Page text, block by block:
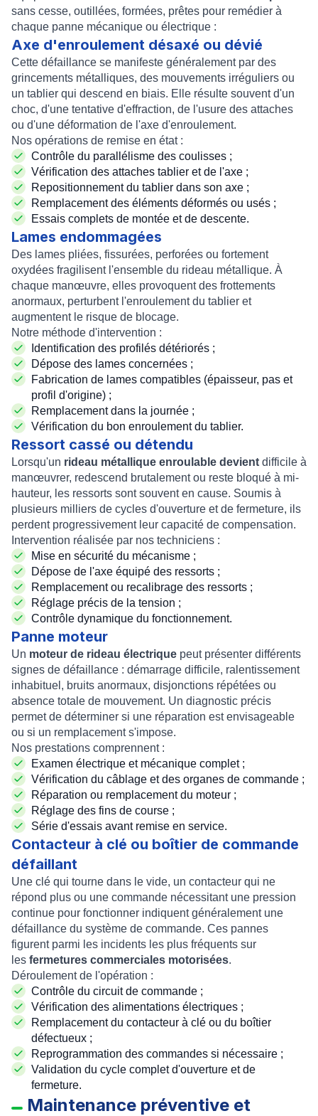
sans cesse, outillées, formées, prêtes pour remédier à
chaque panne mécanique ou électrique :
Axe d'enroulement désaxé ou dévié
Cette défaillance se manifeste généralement par des
grincements métalliques, des mouvements irréguliers ou
un tablier qui descend en biais. Elle résulte souvent d'un
choc, d'une tentative d'effraction, de l'usure des attaches
ou d'une déformation de l'axe d'enroulement.
Nos opérations de remise en état :
Contrôle du parallélisme des coulisses ;
Vérification des attaches tablier et de l'axe ;
Repositionnement du tablier dans son axe ;
Remplacement des éléments déformés ou usés ;
Essais complets de montée et de descente.
Lames endommagées
Des lames pliées, fissurées, perforées ou fortement
oxydées fragilisent l'ensemble du rideau métallique. À
chaque manœuvre, elles provoquent des frottements
anormaux, perturbent l'enroulement du tablier et
augmentent le risque de blocage.
Notre méthode d'intervention :
Identification des profilés détériorés ;
Dépose des lames concernées ;
Fabrication de lames compatibles (épaisseur, pas et
profil d'origine) ;
Remplacement dans la journée ;
Vérification du bon enroulement du tablier.
Ressort cassé ou détendu
Lorsqu'un rideau métallique enroulable devient difficile à
manœuvrer, redescend brutalement ou reste bloqué à mi-
hauteur, les ressorts sont souvent en cause. Soumis à
plusieurs milliers de cycles d'ouverture et de fermeture, ils
perdent progressivement leur capacité de compensation.
Intervention réalisée par nos techniciens :
Mise en sécurité du mécanisme ;
Dépose de l'axe équipé des ressorts ;
Remplacement ou recalibrage des ressorts ;
Réglage précis de la tension ;
Contrôle dynamique du fonctionnement.
Panne moteur
Un moteur de rideau électrique peut présenter différents
signes de défaillance : démarrage difficile, ralentissement
inhabituel, bruits anormaux, disjonctions répétées ou
absence totale de mouvement. Un diagnostic précis
permet de déterminer si une réparation est envisageable
ou si un remplacement s'impose.
Nos prestations comprennent :
Examen électrique et mécanique complet ;
Vérification du câblage et des organes de commande ;
Réparation ou remplacement du moteur ;
Réglage des fins de course ;
Série d'essais avant remise en service.
Contacteur à clé ou boîtier de commande
défaillant
Une clé qui tourne dans le vide, un contacteur qui ne
répond plus ou une commande nécessitant une pression
continue pour fonctionner indiquent généralement une
défaillance du système de commande. Ces pannes
figurent parmi les incidents les plus fréquents sur
les fermetures commerciales motorisées.
Déroulement de l'opération :
Contrôle du circuit de commande ;
Vérification des alimentations électriques ;
Remplacement du contacteur à clé ou du boîtier
défectueux ;
Reprogrammation des commandes si nécessaire ;
Validation du cycle complet d'ouverture et de
fermeture.
Maintenance préventive et